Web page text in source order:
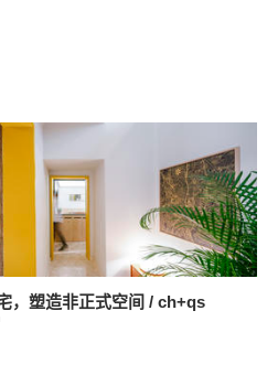
，塑造非正式空间 / ch+qs